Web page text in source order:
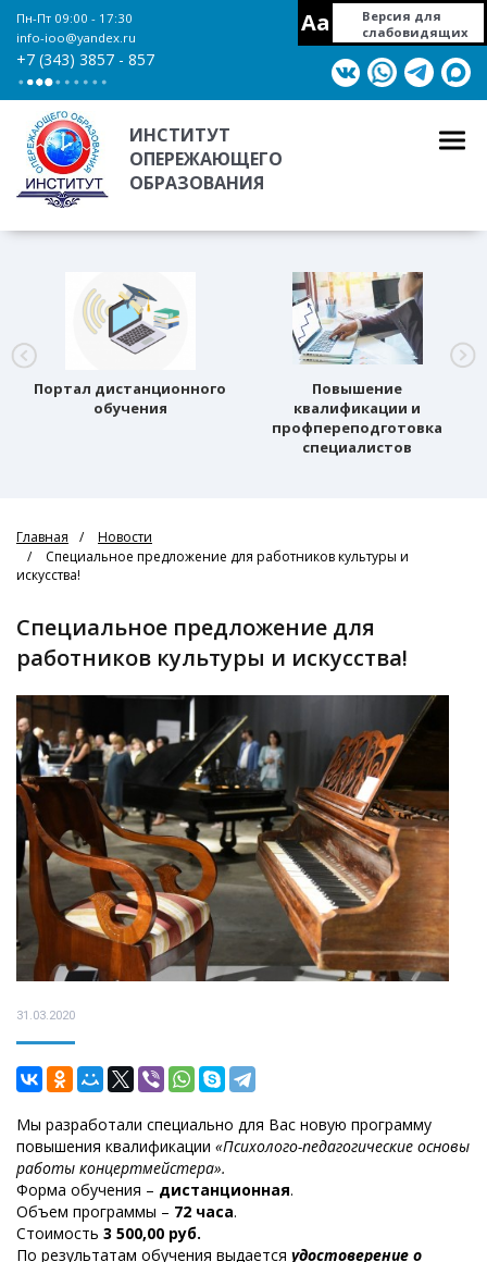
Пн-Пт 09:00 - 17:30
info-ioo@yandex.ru
+7 (343) 3857 - 857
Aa
Версия для
слабовидящих
ИНСТИТУТ
ОПЕРЕЖАЮЩЕГО
ОБРАЗОВАНИЯ
Портал дистанционного
обучения
Повышение
квалификации и
профпереподготовка
специалистов
Главная
Новости
Специальное предложение для работников культуры и
искусства!
Специальное предложение для
работников культуры и искусства!
31.03.2020
Мы разработали специально для Вас новую программу
повышения квалификации «Психолого-педагогические основы
работы концертмейстера».
Форма обучения – дистанционная.
Объем программы – 72 часа.
Стоимость 3 500,00 руб.
По результатам обучения выдается удостоверение о